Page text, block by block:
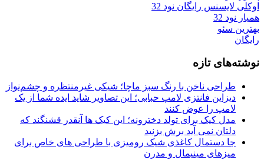
اوکلی لایسنس رایگان نود 32
همیار نود 32
بهترین سئو
رایگان
نوشته‌های تازه
طراحی ناخن با رنگ سبز ماچا؛ شیکی غیرمنتظره و چشم‌نواز
دیزاین فانتزی لامپ حبابی؛ این تصاویر شاید ایده شما از یک
لامپ را عوض کنند
مدل کیک برای تولد دخترونه؛ این کیک ها آنقدر قشنگند که
دلتان نمی آید برش بزنید
جا دستمال کاغذی شیک رومیزی با طراحی های خاص برای
میزهای مینیمال و مدرن